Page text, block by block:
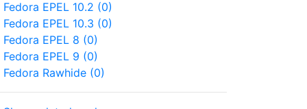
Fedora EPEL 10.2 (0)
Fedora EPEL 10.3 (0)
Fedora EPEL 8 (0)
Fedora EPEL 9 (0)
Fedora Rawhide (0)